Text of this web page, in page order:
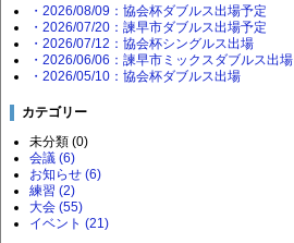
・2026/08/09：協会杯ダブルス出場予定
・2026/07/20：諫早市ダブルス出場予定
・2026/07/12：協会杯シングルス出場
・2026/06/06：諫早市ミックスダブルス出場
・2026/05/10：協会杯ダブルス出場
カテゴリー
未分類 (0)
会議 (6)
お知らせ (6)
練習 (2)
大会 (55)
イベント (21)